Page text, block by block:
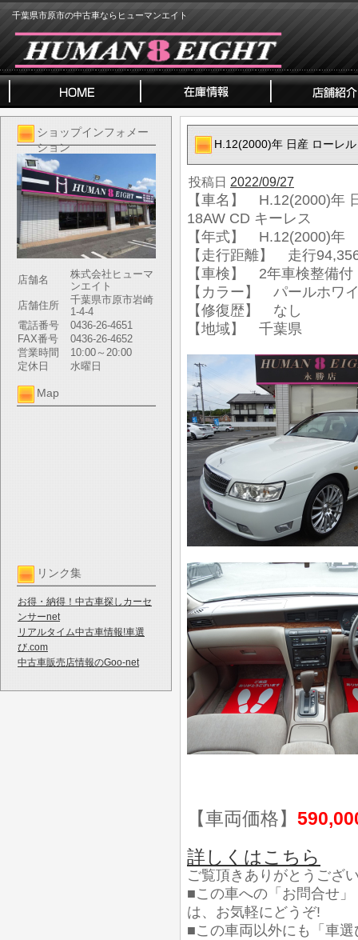
千葉県市原市の中古車ならヒューマンエイト
ショップインフォメー
ション
店舗名
株式会社ヒューマ
ンエイト
店舗住所
千葉県市原市岩崎
1-4-4
電話番号
0436-26-4651
FAX番号
0436-26-4652
営業時間
10:00～20:00
定休日
水曜日
Map
リンク集
お得・納得！中古車探しカーセ
ンサーnet
リアルタイム中古車情報!車選
び.com
中古車販売店情報のGoo-net
H.12(2000)年 日産 ローレ
投稿日 2022/09/27
【車名】 H.12(2000)年
18AW CD キーレス
【年式】 H.12(2000)年
【走行距離】 走行
【車検】 2年車検整備付
【カラー】 パールホワ
【修復歴】 なし
【地域】 千葉県
【車両価格】
詳しくはこちら
ご覧頂きありがとうござ
■この車への「お問合せ
は、お気軽にどうぞ!
■この車両以外にも「車